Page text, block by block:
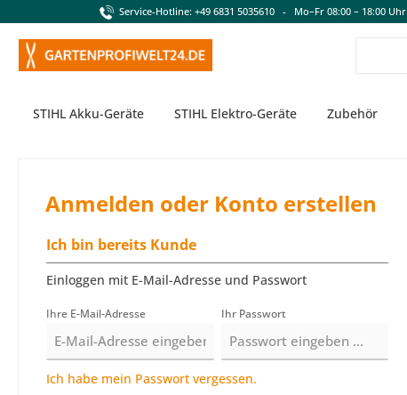
Zur Hauptnavigation springen
Service-Hotline: +49 6831 5035610 - Mo–Fr 08:00 – 18:00 Uhr
STIHL Akku-Geräte STIHL Elektro-Geräte Zubehör
Anmelden oder Konto erstellen
Ich bin bereits Kunde
Einloggen mit E-Mail-Adresse und Passwort
Ihre E-Mail-Adresse Ihr Passwort
Ich habe mein Passwort vergessen.